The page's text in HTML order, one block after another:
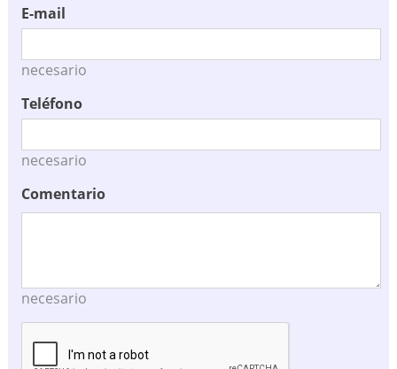
E-mail
necesario
Teléfono
necesario
Comentario
necesario